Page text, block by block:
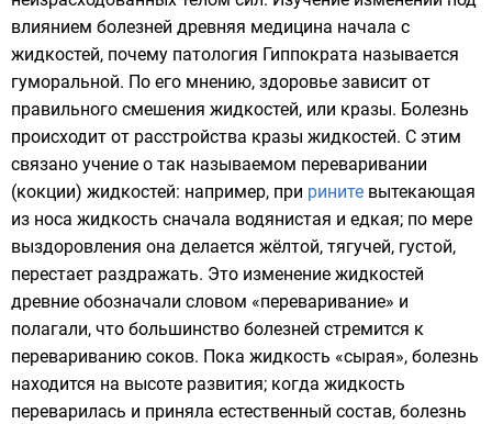
влиянием болезней древняя медицина начала с
жидкостей, почему патология Гиппократа называется
гуморальной. По его мнению, здоровье зависит от
правильного смешения жидкостей, или кразы. Болезнь
происходит от расстройства кразы жидкостей. С этим
связано учение о так называемом переваривании
(кокции) жидкостей: например, при рините вытекающая
из носа жидкость сначала водянистая и едкая; по мере
выздоровления она делается жёлтой, тягучей, густой,
перестает раздражать. Это изменение жидкостей
древние обозначали словом «переваривание» и
полагали, что большинство болезней стремится к
перевариванию соков. Пока жидкость «сырая», болезнь
находится на высоте развития; когда жидкость
переварилась и приняла естественный состав, болезнь